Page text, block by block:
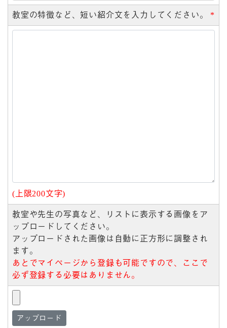
教室の特徴など、短い紹介文を入力してください。 *
(上限200文字)
教室や先生の写真など、リストに表示する画像をア
ップロードしてください。
アップロードされた画像は自動に正方形に調整され
ます。
あとでマイページから登録も可能ですので、ここで
必ず登録する必要はありません。
アップロード